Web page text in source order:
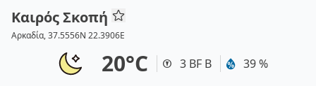
Καιρός Σκοπή
Αρκαδία, 37.5556N 22.3906E
20°C 3 BF Β 39 %